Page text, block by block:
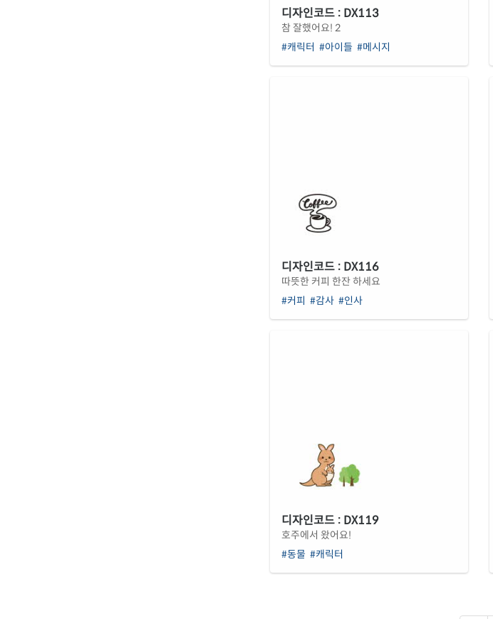
디자인코드 : DX113
참 잘했어요! 2
#캐릭터 #아이들 #메시지
디자인코드 : DX116
따뜻한 커피 한잔 하세요
#커피 #감사 #인사
디자인코드 : DX119
호주에서 왔어요!
#동물 #캐릭터